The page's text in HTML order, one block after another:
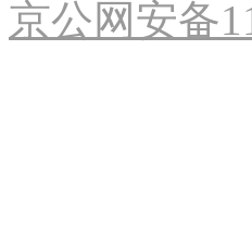
京公网安备